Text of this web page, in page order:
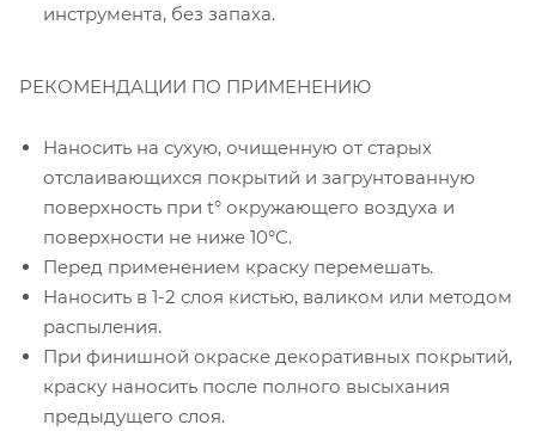
инструмента, без запаха.
РЕКОМЕНДАЦИИ ПО ПРИМЕНЕНИЮ
Наносить на сухую, очищенную от старых
отслаивающихся покрытий и загрунтованную
поверхность при t° окружающего воздуха и
поверхности не ниже 10°С.
Перед применением краску перемешать.
Наносить в 1-2 слоя кистью, валиком или методом
распыления.
При финишной окраске декоративных покрытий,
краску наносить после полного высыхания
предыдущего слоя.